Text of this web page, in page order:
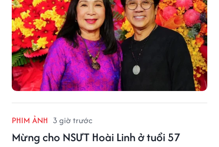
PHIM ẢNH 3 giờ trước
Mừng cho NSƯT Hoài Linh ở tuổi 57